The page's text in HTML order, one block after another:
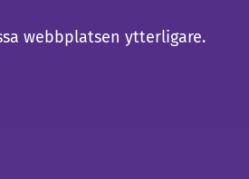
webbplatsen ytterligare.